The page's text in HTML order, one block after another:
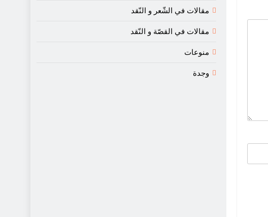
مقالات في الشّعر و النّقد
مقالات في القصّة و النّقد
منوعات
وجدة